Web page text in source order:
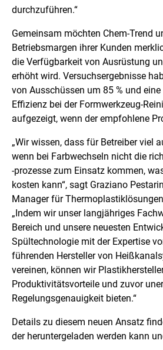
durchzuführen.“
Gemeinsam möchten Chem-Trend
Betriebsmargen ihrer Kunden
die Verfügbarkeit von Ausrüstung
erhöht wird. Versuchsergebnisse
von Ausschüssen um 85 % und
Effizienz bei der Formwerkzeug-
aufgezeigt, wenn der empfohlene
„Wir wissen, dass für Betreiber viel
wenn bei Farbwechseln nicht die
-prozesse zum Einsatz kommen,
kosten kann“, sagt Graziano
Manager für
„ Indem wir unser langjähriges
Bereich und unsere neuesten
Spültechnologie mit der Expertise
führenden Hersteller von
vereinen, können wir
Produktivitätsvorteile und zuvor
Regelungsgenauigkeit bieten.“
Details zu diesem neuen Ansatz
der heruntergeladen werden kann